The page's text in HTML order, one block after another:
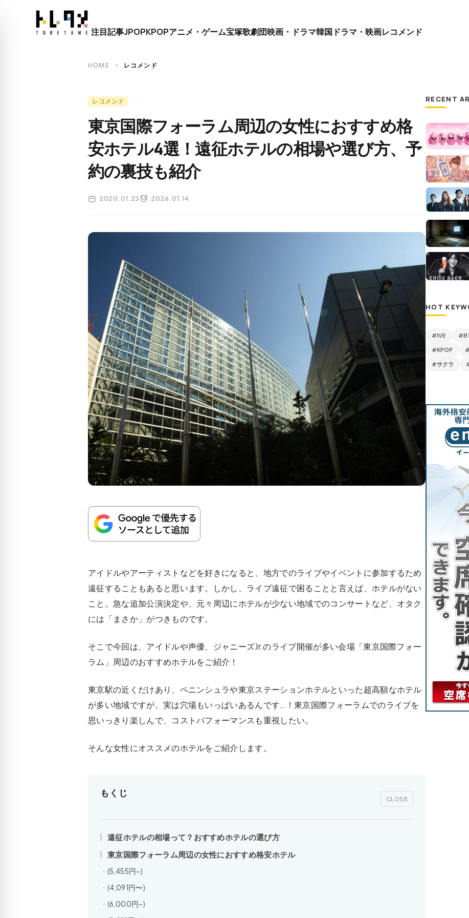
close
注目記事JPOPKPOPアニメ・ゲーム宝塚歌劇団映画・ドラマ韓国ドラマ・映画レコメンド
HOME chevron_right レコメンド
レコメンド
東京国際フォーラム周辺の女性におすすめ格
安ホテル4選！遠征ホテルの相場や選び方、予
約の裏技も紹介
2020.01.23 2026.01.14
アイドルやアーティストなどを好きになると、地方でのライブやイベントに参加するため
遠征することもあると思います。しかし、ライブ遠征で困ることと言えば、ホテルがない
こと。急な追加公演決定や、元々周辺にホテルが少ない地域でのコンサートなど、オタク
には「まさか」がつきものです。
そこで今回は、アイドルや声優、ジャニーズJr.のライブ開催が多い会場「東京国際フォー
ラム」周辺のおすすめホテルをご紹介！
東京駅の近くだけあり、ペニンシュラや東京ステーションホテルといった超高額なホテル
が多い地域ですが、実は穴場もいっぱいあるんです…！東京国際フォーラムでのライブを
思いっきり楽しんで、コストパフォーマンスも重視したい。
そんな女性にオススメのホテルをご紹介します。
もくじ
CLOSE
遠征ホテルの相場って？おすすめホテルの選び方
東京国際フォーラム周辺の女性におすすめ格安ホテル
(5,455円~)
(4,091円〜)
(6,000円~)
RECENT
HOT
#IVE
#KPOP
#サクラ